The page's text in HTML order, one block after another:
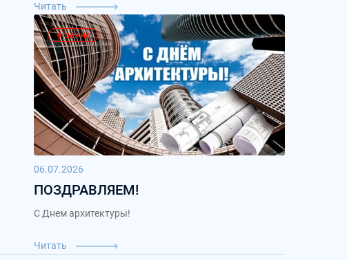
Читать
важно
06.07.2026
ПОЗДРАВЛЯЕМ!
С Днем архитектуры!
Читать